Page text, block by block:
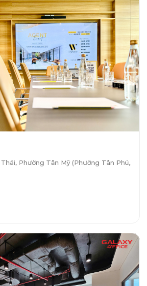
Phường Tân Mỹ (Phường Tân Phú,